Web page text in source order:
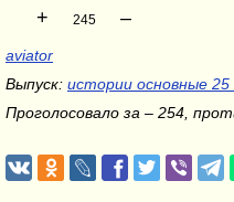
+
245 –
aviator
Выпуск: истории основные 25
Проголосовало за – 254,